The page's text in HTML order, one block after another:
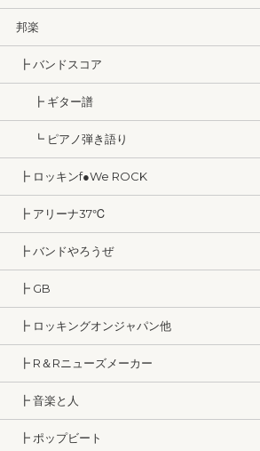
邦楽
┣ バンドスコア
┣ ギター譜
┗ ピアノ弾き語り
┣ ロッキンf●We ROCK
┣ アリーナ37℃
┣ バンドやろうぜ
┣ GB
┣ ロッキングオンジャパン他
┣ R＆Rニューズメーカー
┣ 音楽と人
┣ ポップビート